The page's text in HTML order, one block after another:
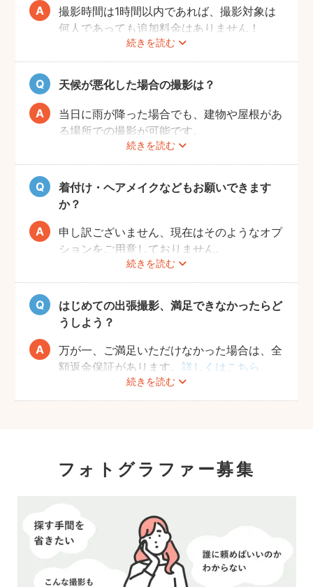
続きを読む
撮影時間は1時間以内であれば、撮影対象は
何人であっても追加料金はありません！
ぜひお友だち同士で素敵な思い出を残してく
ださい。
天候が悪化した場合の撮影は？
続きを読む
当日に雨が降った場合でも、建物や屋根があ
る場所での撮影が可能です。
また、撮影の実施が難しいと判断される天候
不良の場合は、事前にフォトグラファーと決
行もしくは日時変更を相談してください。
日時変更方法は
こちら をご参照ください。
着付け・ヘアメイクなどもお願いできます
か？
続きを読む
申し訳ございません、現在はそのようなオプ
ションをご用意しておりません。
はじめての出張撮影、満足できなかったらど
うしよう？
続きを読む
万が一、ご満足いただけなかった場合は、全
額返金保証があります。詳しくはこちら
フォトグラファー募集